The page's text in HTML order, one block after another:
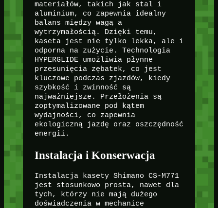
materiałów, takich jak stal i
aluminium, co zapewnia idealny
balans między wagą a
wytrzymałością. Dzięki temu,
kaseta jest nie tylko lekka, ale i
odporna na zużycie. Technologia
HYPERGLIDE umożliwia płynne
przesunięcia zębatek, co jest
kluczowe podczas zjazdów, kiedy
szybkość i zwinność są
najważniejsze. Przełożenia są
zoptymalizowane pod kątem
wydajności, co zapewnia
ekologiczną jazdę oraz oszczędność
energii.
Instalacja i Konserwacja
Instalacja kasety Shimano CS-M771
jest stosunkowo prosta, nawet dla
tych, którzy nie mają dużego
doświadczenia w mechanice